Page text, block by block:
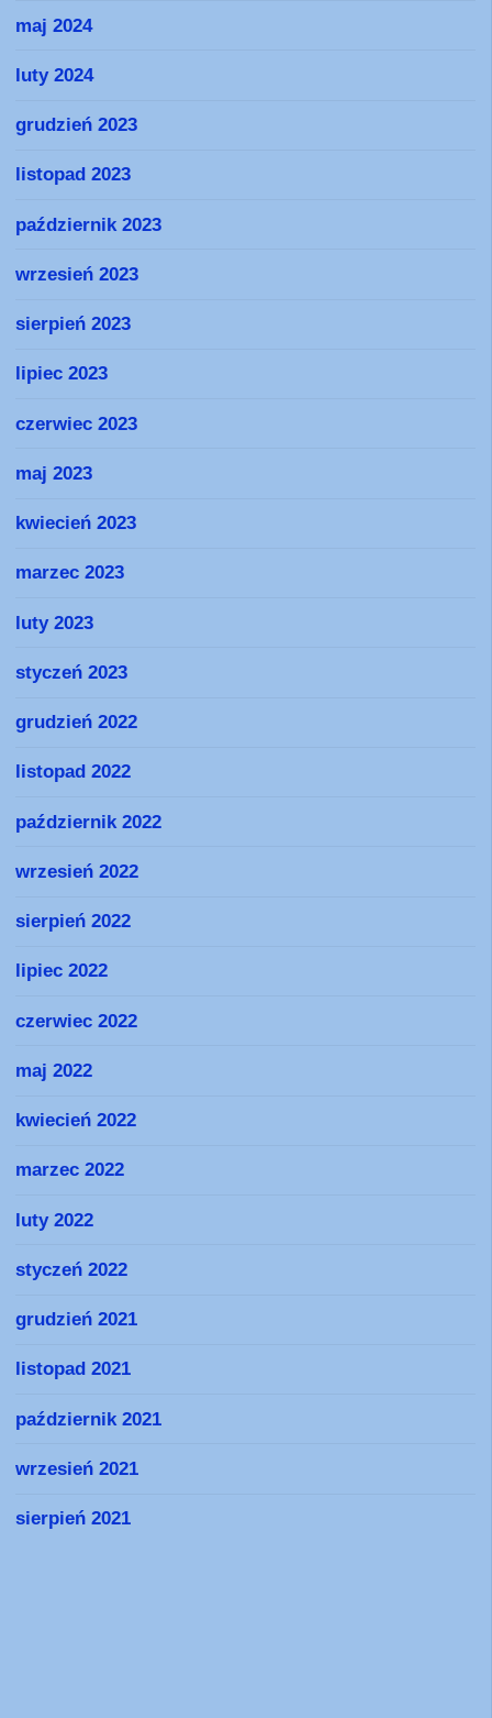
maj 2024
luty 2024
grudzień 2023
listopad 2023
październik 2023
wrzesień 2023
sierpień 2023
lipiec 2023
czerwiec 2023
maj 2023
kwiecień 2023
marzec 2023
luty 2023
styczeń 2023
grudzień 2022
listopad 2022
październik 2022
wrzesień 2022
sierpień 2022
lipiec 2022
czerwiec 2022
maj 2022
kwiecień 2022
marzec 2022
luty 2022
styczeń 2022
grudzień 2021
listopad 2021
październik 2021
wrzesień 2021
sierpień 2021